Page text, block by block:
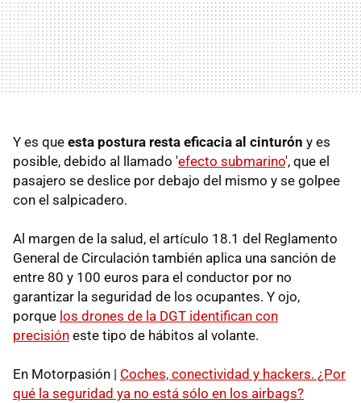
Y es que esta postura resta eficacia al cinturón y es
posible, debido al llamado 'efecto submarino', que el
pasajero se deslice por debajo del mismo y se golpee
con el salpicadero.
Al margen de la salud, el artículo 18.1 del Reglamento
General de Circulación también aplica una sanción de
entre 80 y 100 euros para el conductor por no
garantizar la seguridad de los ocupantes. Y ojo,
porque los drones de la DGT identifican con
precisión este tipo de hábitos al volante.
En Motorpasión | Coches, conectividad y hackers. ¿Por
qué la seguridad ya no está sólo en los airbags?